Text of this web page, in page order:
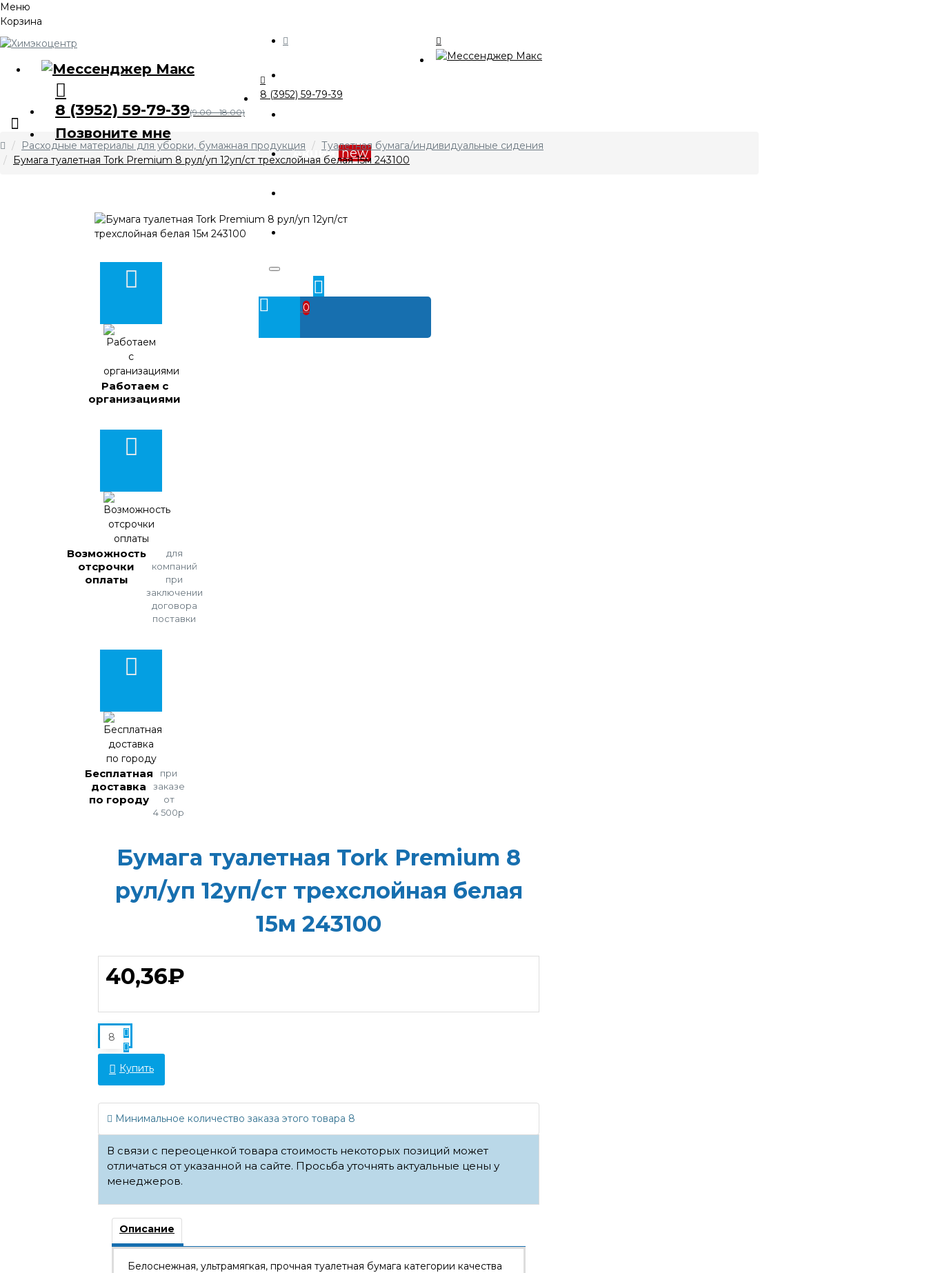
Меню
Корзина
8 (3952) 59-79-39(9.00 - 18.00)
Позвоните мне
Акции new
0
8 (3952) 59-79-39
Расходные материалы для уборки, бумажная продукция
Туалетная бумага/индивидуальные сидения
Бумага туалетная Tork Premium 8 рул/уп 12уп/ст трехслойная белая 15м 243100
Работаем с
организациями
Возможность
отсрочки
оплаты
для
компаний
при
заключении
договора
поставки
Бесплатная
доставка
по городу
при
заказе
от
4 500р
Бумага туалетная Tork Premium 8
рул/уп 12уп/ст трехслойная белая
15м 243100
40,36₽
Купить
Минимальное количество заказа этого товара 8
В связи с переоценкой товара стоимость некоторых позиций может
отличаться от указанной на сайте. Просьба уточнять актуальные цены у
менеджеров.
Описание
Белоснежная, ультрамягкая, прочная туалетная бумага категории качества